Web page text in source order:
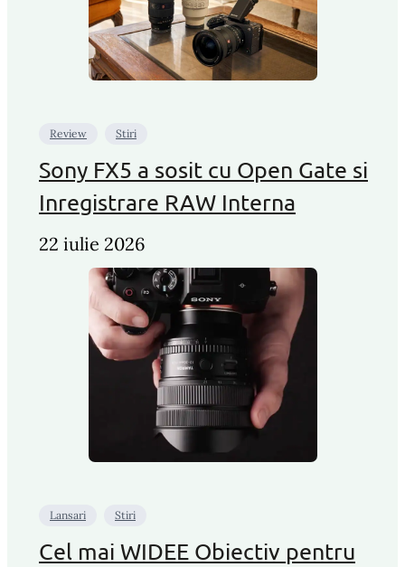
Review Stiri
Sony FX5 a sosit cu Open Gate si
Inregistrare RAW Interna
22 iulie 2026
Lansari Stiri
Cel mai WIDEE Obiectiv pentru